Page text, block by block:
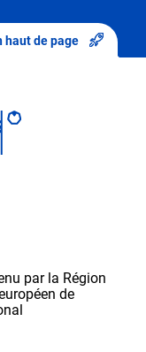
par la Région
de
haut de page